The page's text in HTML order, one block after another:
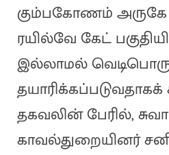
கும்பகோணம் அருகே
ரயில்வே கேட்
இல்லாமல்
தகவலின் பேரில்,
காவல்துறையினர்